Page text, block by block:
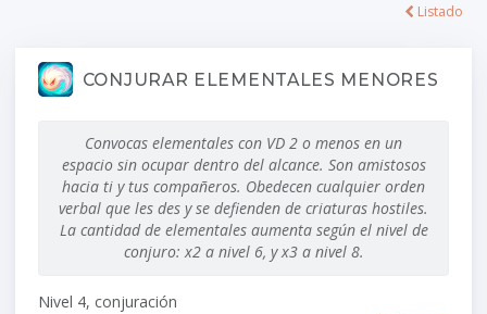
Listado
CONJURAR ELEMENTALES MENORES
Convocas elementales con VD 2 o menos en un
espacio sin ocupar dentro del alcance. Son amistosos
hacia ti y tus compañeros. Obedecen cualquier orden
verbal que les des y se defienden de criaturas hostiles.
La cantidad de elementales aumenta según el nivel de
conjuro: x2 a nivel 6, y x3 a nivel 8.
Nivel 4, conjuración